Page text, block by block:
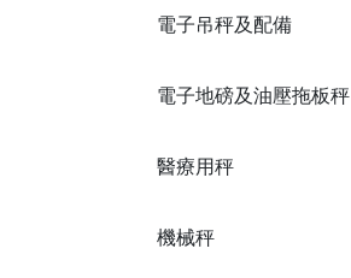
電子吊秤及配備
電子地磅及油壓拖板秤
醫療用秤
機械秤